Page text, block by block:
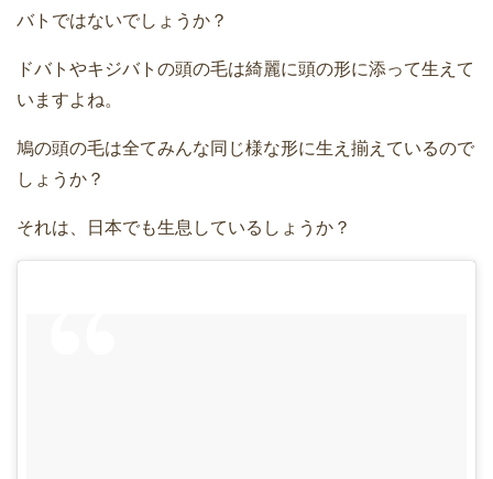
バトではないでしょうか？
ドバトやキジバトの頭の毛は綺麗に頭の形に添って生えて
いますよね。
鳩の頭の毛は全てみんな同じ様な形に生え揃えているので
しょうか？
それは、日本でも生息しているしょうか？